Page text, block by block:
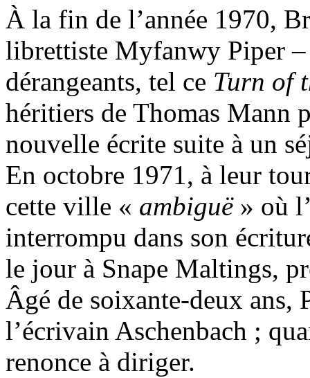
À la fin de l’année 1970,
librettiste Myfanwy Piper –
dérangeants, tel ce Turn of
héritiers de Thomas Mann
nouvelle écrite suite à un
En octobre 1971, à leur
cette ville « ambiguë» où
interrompu dans son
le jour à Snape Maltings,
Âgé de soixante-deux ans,
l’écrivain Aschenbach ;
renonce à diriger.